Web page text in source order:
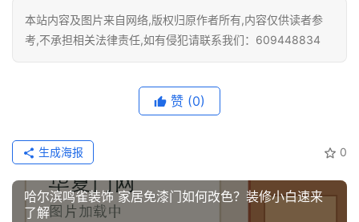
本站内容及图片来自网络,版权归原作者所有,内容仅供读者参
考,不承担相关法律责任,如有侵犯请联系我们：609448834
赞 (0)
0
生成海报
哈尔滨鸣雀装饰 家居免漆门如何改色？装修小白速来
了解